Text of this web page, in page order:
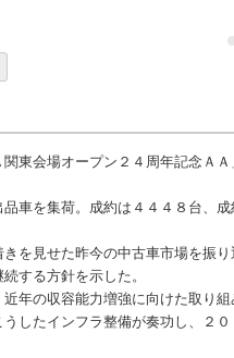
東会場オープン２４周年記念ＡＡ
を集荷。成約は４４４８台、
見せた昨今の中古車市場を振
する方針を示した。
年の収容能力増強に向けた取り
したインフラ整備が奏功し、２